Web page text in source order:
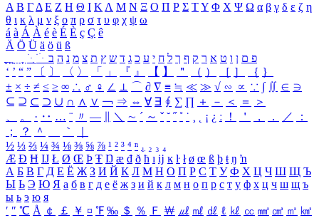
Α Β ΓΔ Ε Ζ Η Θ Ι ΚΛ Μ Ν Ξ Ο Π Ρ Σ ΤΥ Φ Χ Ψ Ω α β γ δ ε ζ η
θ ι κ λ μ ν ξ ο π ρ σ τ υ φ χ ψ ω
á à Á À é è É È ç Ç ê
Ä Ö Ü ä ö ü ß
ִֶֹ ֻּ ׁׂ פ ם ן ו ט א ר ק ף ך ל ח י ע כ ג ד ש ץ ת צ מ נ ה ב
‘ ’ “ ” 〔 〕 〈 〉 「 」 『 』 【 】 ＂ （ ） ［ ］ ｛ ｝
± × ÷ ≠ ≤ ≥ ∞ ∴ ♂ ♀ ∠ ⊥ ⌒ ∂ ∇ ≡ ≒ ≪ ≫ √ ∽ ∝ ∵ ∫ ∬ ∈ ∋
⊆ ⊇ ⊂ ⊃ ∪ ∩ ∧ ∨ ￢ ⇒ ⇔ ∀ ∃ ∮ ∑ ∏ ＋ － ＜ ＝
＞
、
。 · ‥ … ¨ 〃 ― ＼ ∼ ´ ～ ˇ ˘ ˝ ˚ ˙ ¸ ¡ ¿ ː ！ ＇ ， ． ／
：
；
？ ＾ ｀
½ ⅓ ⅔ ¼ ¾ ⅛ ⅜ ⅝ ⅞ ¹ ² ³ ⁴ ⁿ ₁ ₂ ₃ ₄
Æ Ð Ħ Ĳ Ł Ø Œ Þ Ŧ Ŋ æ đ ð ħ ı ĳ ĸ ŀ ł ø œ ß þ ŧ ŋ ŉ
А Б В Г Д Е Ё Ж З И Й К Л М Н О П Р С Т У Ф Х Ц Ч Ш Щ Ъ
Ы Ь Э Ю Я а б в г д е ё ж з и й к л м н о п р с т у ф х ц ч ш щ ъ
ы ь э ю я
′ ″ ℃ Å ￠ ￡ ￥ ¤ ℉ ‰ ＄ ％ Ｆ ￦ ㎕ ㎖ ㎗ ℓ ㎘ ㏄ ㎣ ㎤ ㎥ ㎦